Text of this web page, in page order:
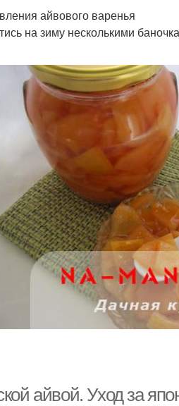
айвового варенья
на зиму несколькими
айвой. Уход за